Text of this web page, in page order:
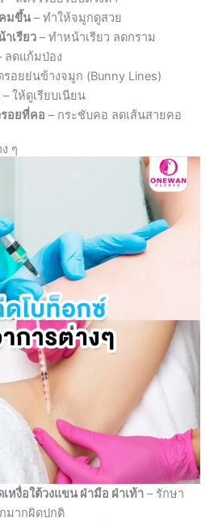
มขึ้น – ทำให้จมูกดูสวย
เรียว – ทำหน้าเรียว ลดกราม
ลดแก้มป่อง
รอยย่นข้างจมูก (Bunny Lines)
– ให้ดูเรียบเนียน
อยที่คอ – กระชับคอ ลดเส้นสายคอ
ๆ
เหงื่อใต้วงแขน ฝ่ามือ ฝ่าเท้า – รักษา
มากผิดปกติ